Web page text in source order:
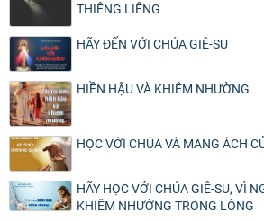
THIÊNG LIÊNG
HÃY ĐẾN VỚI CHÚA GIÊ-SU
HIỀN HẬU VÀ KHIÊM NHƯỜNG
HỌC VỚI CHÚA VÀ MANG ÁCH
HÃY HỌC VỚI CHÚA GIÊ-SU, VÌ
KHIÊM NHƯỜNG TRONG LÒNG